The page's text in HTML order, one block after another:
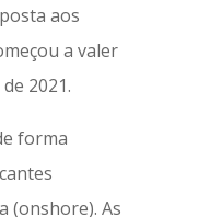
aos
a valer
2021.
forma
(onshore). As